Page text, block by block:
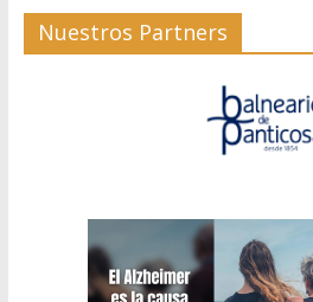
Nuestros Partners